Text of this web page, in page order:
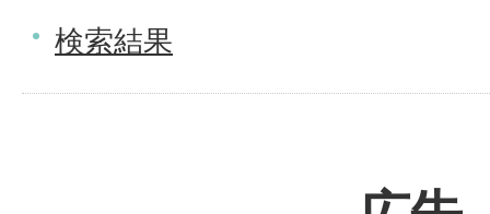
検索結果